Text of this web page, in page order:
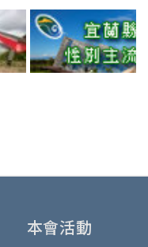
本會活動